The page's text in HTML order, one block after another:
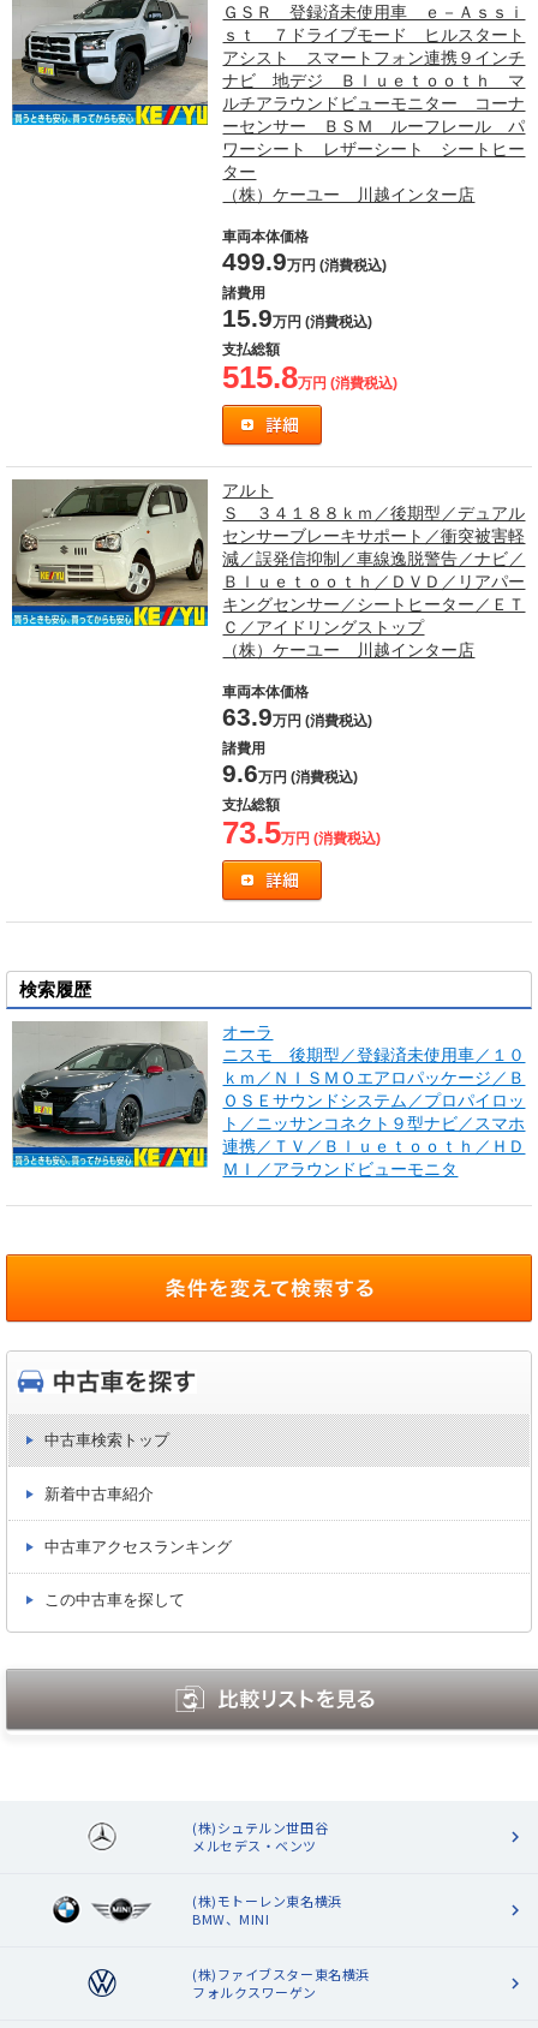
ＧＳＲ 登録済未使用車 ｅ－Ａｓｓｉ
ｓｔ ７ドライブモード ヒルスタート
アシスト スマートフォン連携９インチ
ナビ 地デジ Ｂｌｕｅｔｏｏｔｈ マ
ルチアラウンドビューモニター コーナ
ーセンサー ＢＳＭ ルーフレール パ
ワーシート レザーシート シートヒー
ター
（株）ケーユー 川越インター店
車両本体価格
499.9万円 (消費税込)
諸費用
15.9万円 (消費税込)
支払総額
515.8万円 (消費税込)
アルト
Ｓ ３４１８８ｋｍ／後期型／デュアル
センサーブレーキサポート／衝突被害軽
減／誤発信抑制／車線逸脱警告／ナビ／
Ｂｌｕｅｔｏｏｔｈ／ＤＶＤ／リアパー
キングセンサー／シートヒーター／ＥＴ
Ｃ／アイドリングストップ
（株）ケーユー 川越インター店
車両本体価格
63.9万円 (消費税込)
諸費用
9.6万円 (消費税込)
支払総額
73.5万円 (消費税込)
検索履歴
オーラ
ニスモ 後期型／登録済未使用車／１０
ｋｍ／ＮＩＳＭＯエアロパッケージ／Ｂ
ＯＳＥサウンドシステム／プロパイロッ
ト／ニッサンコネクト９型ナビ／スマホ
連携／ＴＶ／Ｂｌｕｅｔｏｏｔｈ／ＨＤ
ＭＩ／アラウンドビューモニタ
中古車検索トップ
新着中古車紹介
中古車アクセスランキング
この中古車を探して
(株)シュテルン世田谷
メルセデス・ベンツ
(株)モトーレン東名横浜
BMW、MINI
(株)ファイブスター東名横浜
フォルクスワーゲン